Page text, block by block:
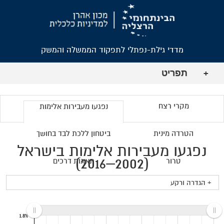
מדדי גילת-נפתלי לתפקוד הממשלה והמשק
+ תפריט
מקרי רצח נפגעו מעבירות אלימות
הטרדה מינית ביטחון ללכת לבד בחושך
טרור תאונות דרכים
נפגעו מעבירות אלימות בישראל
(2002–2016)
+ הגדרה ורקע
1.8%